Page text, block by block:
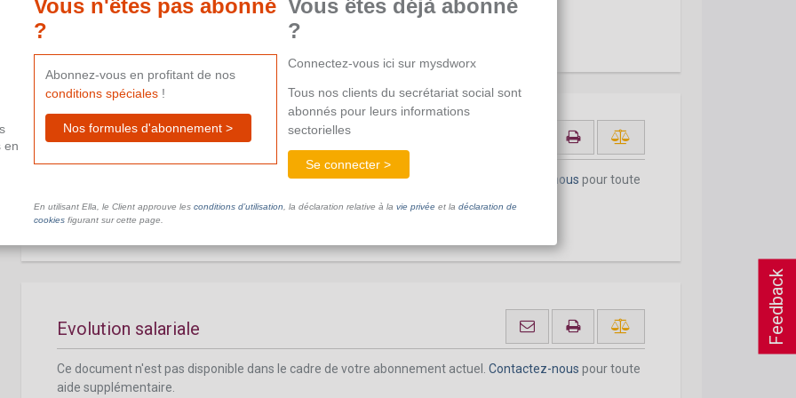
Feedback
aide supplémentaire.
Pension extralégale
Ce document n'est pas disponible dans le cadre de votre abonnement actuel. Contactez-nous pour toute
Evolution salariale
Ce document n'est pas disponible dans le cadre de votre abonnement actuel. Contactez-nous pour toute
aide supplémentaire.
en
Vous n'êtes pas abonné
?
Abonnez-vous en profitant de nos
conditions spéciales!
Nos formules d'abonnement >
Vous êtes déjà abonné
?
Connectez-vous ici sur mysdworx
Tous nos clients du secrétariat social sont
abonnés pour leurs informations
sectorielles
Se connecter >
En utilisant Ella, le Client approuve les conditions d’utilisation , la déclaration relative à la vie privéeet la déclaration de
cookiesfigurant sur cette page.